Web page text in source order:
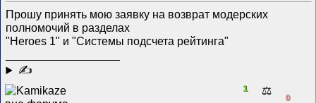
Прошу принять мою заявку на возврат модерских
полномочий в разделах
"Heroes 1" и "Системы подсчета рейтинга"
✍
1 ⚖️
0